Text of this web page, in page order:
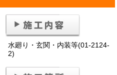
水廻り・玄関・内装等(01-2124-
2)